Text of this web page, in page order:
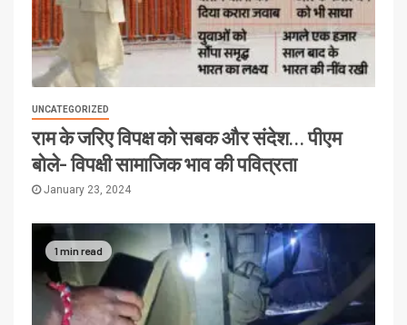
UNCATEGORIZED
राम के जरिए विपक्ष को सबक और संदेश… पीएम
बोले- विपक्षी सामाजिक भाव की पवित्रता
January 23, 2024
1 min read